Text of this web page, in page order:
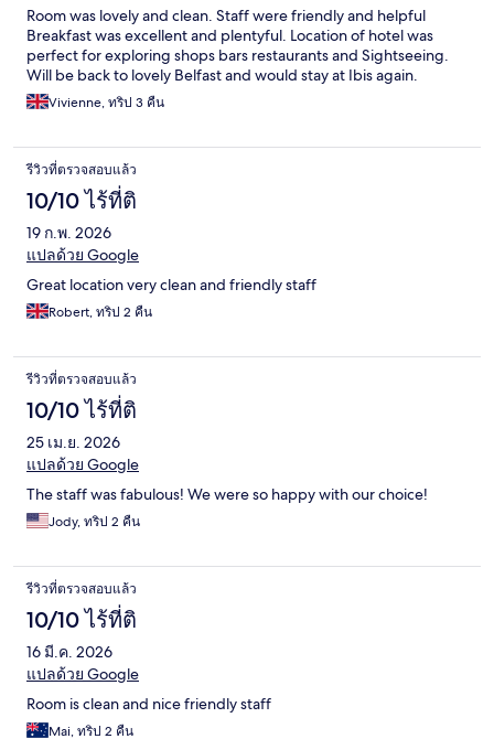
Room was lovely and clean. Staff were friendly and helpful
Breakfast was excellent and plentyful. Location of hotel was
perfect for exploring shops bars restaurants and Sightseeing.
Will be back to lovely Belfast and would stay at Ibis again.
Vivienne, ทริป 3 คืน
รีวิวที่ตรวจสอบแล้ว
10/10 ไร้ที่ติ
19 ก.พ. 2026
แปลด้วย Google
Great location very clean and friendly staff
Robert, ทริป 2 คืน
รีวิวที่ตรวจสอบแล้ว
10/10 ไร้ที่ติ
25 เม.ย. 2026
แปลด้วย Google
The staff was fabulous! We were so happy with our choice!
Jody, ทริป 2 คืน
รีวิวที่ตรวจสอบแล้ว
10/10 ไร้ที่ติ
16 มี.ค. 2026
แปลด้วย Google
Room is clean and nice friendly staff
Mai, ทริป 2 คืน